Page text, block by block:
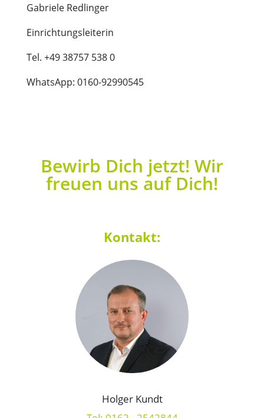
Gabriele Redlinger
Einrichtungsleiterin
Tel. +49 38757 538 0
WhatsApp: 0160-92990545
Bewirb Dich jetzt! Wir
freuen uns auf Dich!
Kontakt:
Holger Kundt